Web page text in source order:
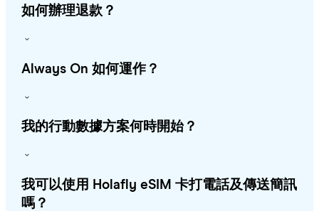
如何辦理退款？
Always On 如何運作？
我的行動數據方案何時開始？
我可以使用 Holafly eSIM 卡打電話及傳送簡訊
嗎？